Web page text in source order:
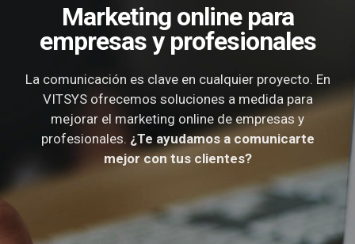
Marketing online para
empresas y profesionales
La comunicación es clave en cualquier proyecto. En
VITSYS ofrecemos soluciones a medida para
mejorar el marketing online de empresas y
profesionales. ¿Te ayudamos a comunicarte
mejor con tus clientes?